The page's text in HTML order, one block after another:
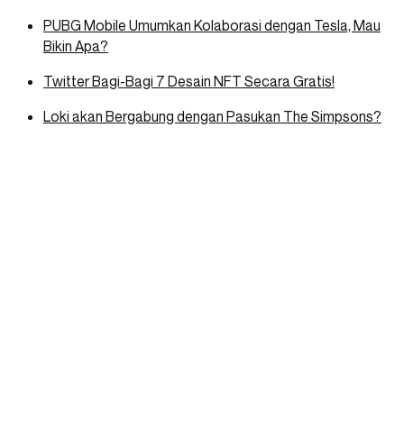
PUBG Mobile Umumkan Kolaborasi dengan Tesla, Mau
Bikin Apa?
Twitter Bagi-Bagi 7 Desain NFT Secara Gratis!
Loki akan Bergabung dengan Pasukan The Simpsons?